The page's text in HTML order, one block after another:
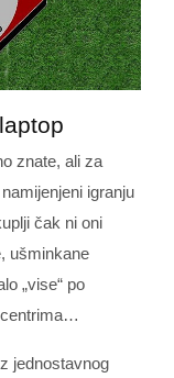
znate, ali za
igranju
čak ni oni
ušminkane
„vise“ po
jednostavnog